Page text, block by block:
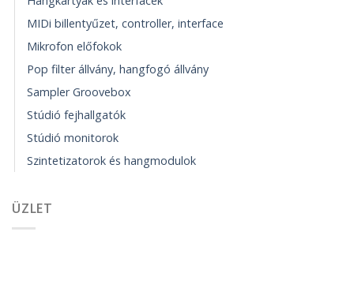
MIDi billentyűzet, controller, interface
Mikrofon előfokok
Pop filter állvány, hangfogó állvány
Sampler Groovebox
Stúdió fejhallgatók
Stúdió monitorok
Szintetizatorok és hangmodulok
ÜZLET